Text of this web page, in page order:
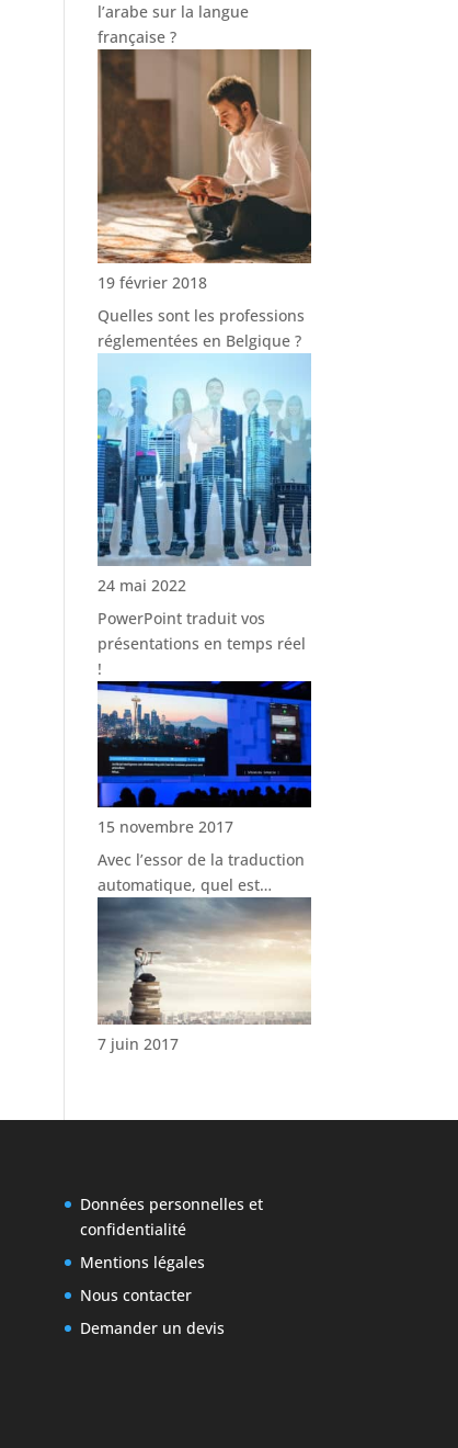
l’arabe sur la langue
française ?
19 février 2018
Quelles sont les professions
réglementées en Belgique ?
24 mai 2022
PowerPoint traduit vos
présentations en temps réel
!
15 novembre 2017
Avec l’essor de la traduction
automatique, quel est…
7 juin 2017
Données personnelles et
confidentialité
Mentions légales
Nous contacter
Demander un devis